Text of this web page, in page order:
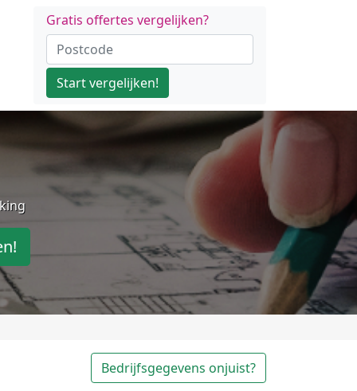
Gratis offertes vergelijken?
Start vergelijken!
Bedrijfsgegevens onjuist?